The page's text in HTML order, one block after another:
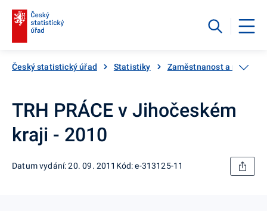
Český statistický úřad Statistiky Zaměstnanost a
TRH PRÁCE v Jihočeském
kraji - 2010
Datum vydání: 20. 09. 2011 Kód: e-313125-11